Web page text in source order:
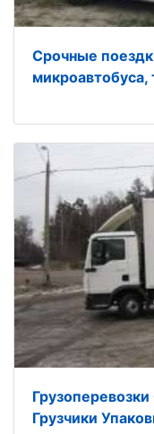
Срочные
микроавтобуса,
Грузчики